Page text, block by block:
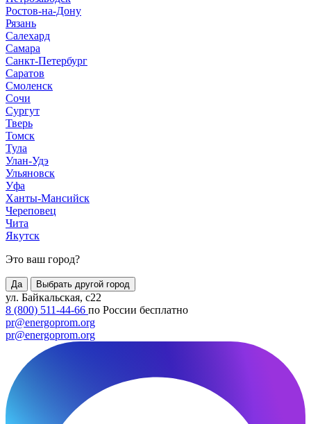
Ростов-на-Дону
Рязань
Салехард
Самара
Санкт-Петербург
Саратов
Смоленск
Сочи
Сургут
Тверь
Томск
Тула
Улан-Удэ
Ульяновск
Уфа
Ханты-Мансийск
Череповец
Чита
Якутск
Это ваш город?
Да Выбрать другой город
ул. Байкальская, с22
8 (800) 511-44-66 по России бесплатно
pr@energoprom.org
pr@energoprom.org